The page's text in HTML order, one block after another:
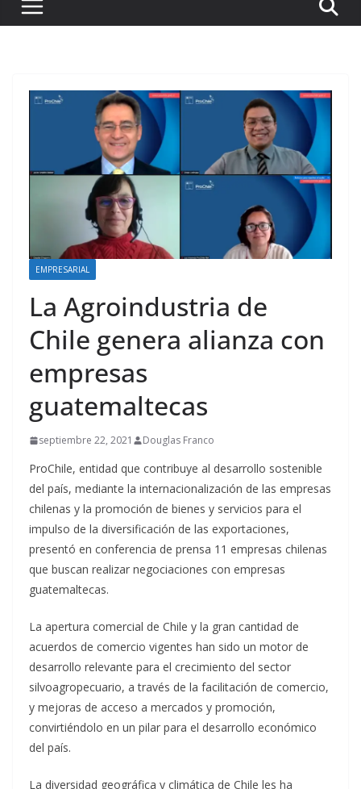
EMPRESARIAL
La Agroindustria de
Chile genera alianza con
empresas
guatemaltecas
septiembre 22, 2021 Douglas Franco
ProChile, entidad que contribuye al desarrollo sostenible
del país, mediante la internacionalización de las empresas
chilenas y la promoción de bienes y servicios para el
impulso de la diversificación de las exportaciones,
presentó en conferencia de prensa 11 empresas chilenas
que buscan realizar negociaciones con empresas
guatemaltecas.
La apertura comercial de Chile y la gran cantidad de
acuerdos de comercio vigentes han sido un motor de
desarrollo relevante para el crecimiento del sector
silvoagropecuario, a través de la facilitación de comercio,
y mejoras de acceso a mercados y promoción,
convirtiéndolo en un pilar para el desarrollo económico
del país.
La diversidad geográfica y climática de Chile les ha